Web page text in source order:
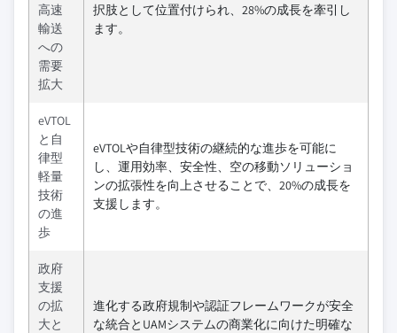
高速
輸送
への
需要
拡大
択肢として位置付けられ、28%の成長を牽引し
ます。
eVTOL
と自
律型
軽量
技術
の進
歩
eVTOLや自律型技術の継続的な進歩を可能に
し、運用効率、安全性、空の移動ソリューショ
ンの拡張性を向上させることで、20%の成長を
支援します。
政府
支援
の拡
大と
進化する政府規制や認証フレームワークが安全
な統合とUAMシステムの商業化に向けた明確な